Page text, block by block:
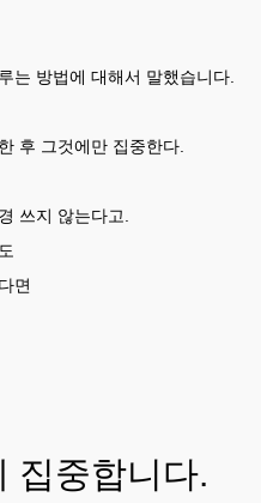
는 방법에 대해서 말했습니다.
후 그것에만 집중한다.
쓰지 않는다고.
면
집중합니다.